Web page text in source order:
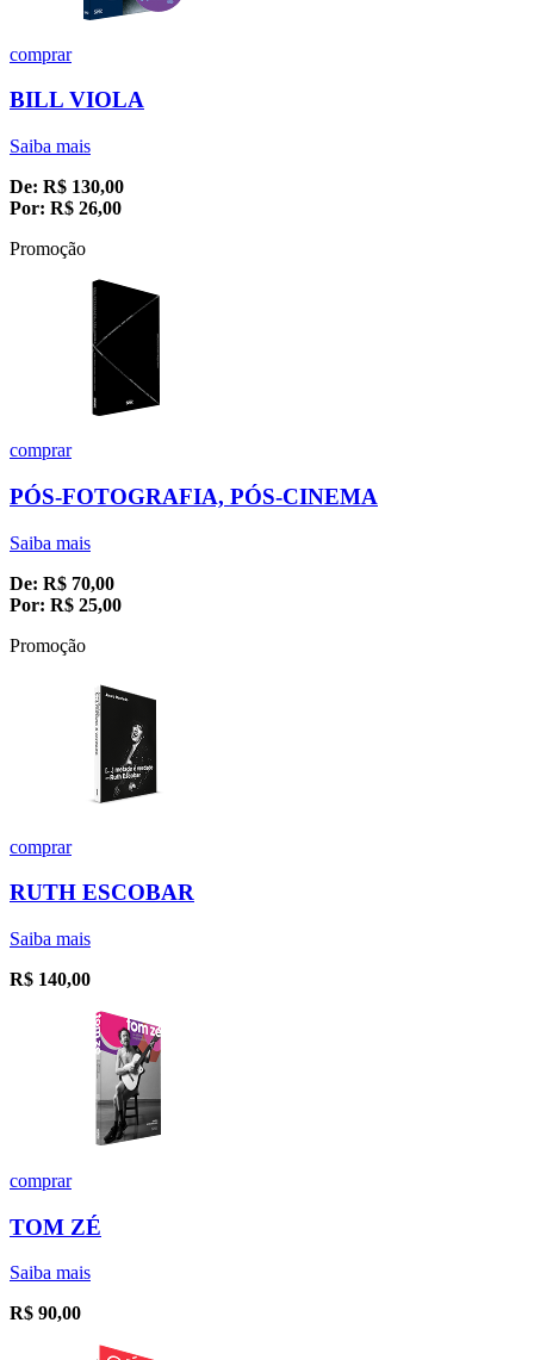
comprar
BILL VIOLA
Saiba mais
De: R$ 130,00
Por: R$ 26,00
Promoção
comprar
PÓS-FOTOGRAFIA, PÓS-CINEMA
Saiba mais
De: R$ 70,00
Por: R$ 25,00
Promoção
comprar
RUTH ESCOBAR
Saiba mais
R$ 140,00
comprar
TOM ZÉ
Saiba mais
R$ 90,00